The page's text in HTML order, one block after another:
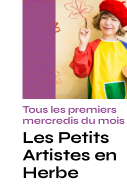
Tous les premiers
mercredis du mois
Les Petits
Artistes en
Herbe